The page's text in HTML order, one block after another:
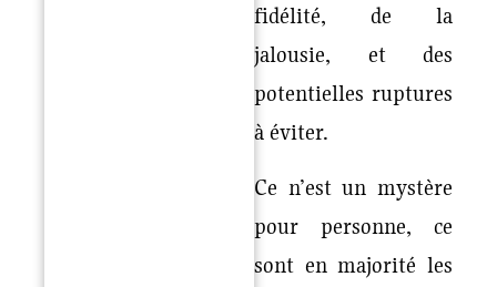
fidélité, de la
jalousie, et des
potentielles ruptures
à éviter.
Ce n’est un mystère
pour personne, ce
sont en majorité les